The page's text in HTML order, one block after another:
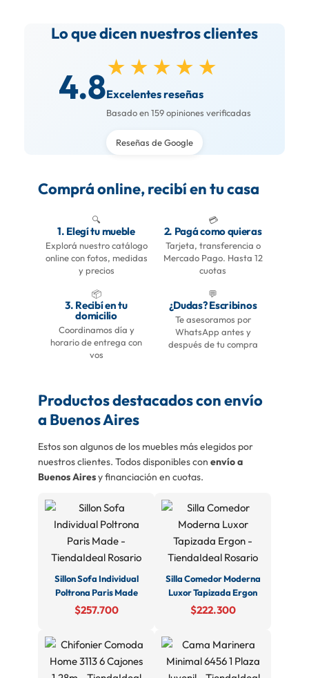
Lo que dicen nuestros clientes
4.8★★★★★
Excelentes reseñas
Basado en 159 opiniones verificadas
Reseñas de Google
Comprá online, recibí en tu casa
🔍
1. Elegí tu mueble
Explorá nuestro catálogo
online con fotos, medidas
y precios
💳
2. Pagá como quieras
Tarjeta, transferencia o
Mercado Pago. Hasta 12
cuotas
📦
3. Recibí en tu
domicilio
Coordinamos día y
horario de entrega con
vos
💬
¿Dudas? Escribinos
Te asesoramos por
WhatsApp antes y
después de tu compra
Productos destacados con envío
a Buenos Aires
Estos son algunos de los muebles más elegidos por
nuestros clientes. Todos disponibles con envío a
Buenos Airesy financiación en cuotas.
Sillon Sofa Individual
Poltrona Paris Made
$257.700
Silla Comedor Moderna
Luxor Tapizada Ergon
$222.300